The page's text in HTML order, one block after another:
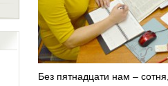
Без пятнадцати нам –